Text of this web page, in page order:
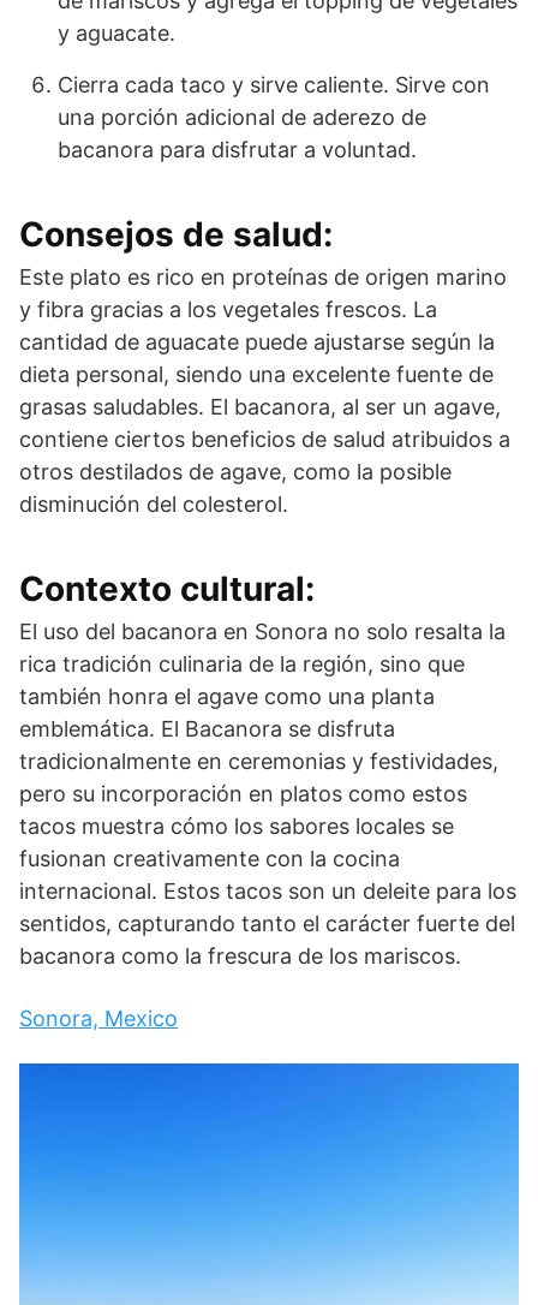
y aguacate.
Cierra cada taco y sirve caliente. Sirve con
una porción adicional de aderezo de
bacanora para disfrutar a voluntad.
Consejos de salud:
Este plato es rico en proteínas de origen marino
y fibra gracias a los vegetales frescos. La
cantidad de aguacate puede ajustarse según la
dieta personal, siendo una excelente fuente de
grasas saludables. El bacanora, al ser un agave,
contiene ciertos beneficios de salud atribuidos a
otros destilados de agave, como la posible
disminución del colesterol.
Contexto cultural:
El uso del bacanora en Sonora no solo resalta la
rica tradición culinaria de la región, sino que
también honra el agave como una planta
emblemática. El Bacanora se disfruta
tradicionalmente en ceremonias y festividades,
pero su incorporación en platos como estos
tacos muestra cómo los sabores locales se
fusionan creativamente con la cocina
internacional. Estos tacos son un deleite para los
sentidos, capturando tanto el carácter fuerte del
bacanora como la frescura de los mariscos.
Sonora, Mexico